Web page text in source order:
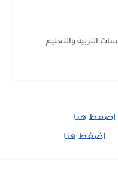
التربية والتعليم
اضغط هنا
اضغط هنا